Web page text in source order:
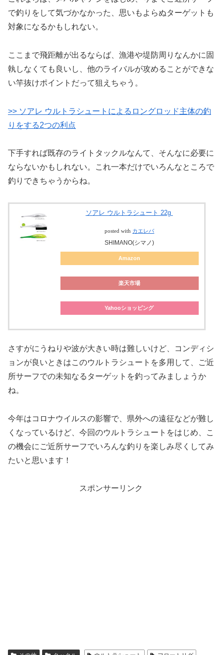
で釣りをして気づかなかった、思いもよらぬターゲットも
対象になるかもしれない。
ここまで飛距離が出るならば、漁港や堤防周りなんかに固
執しなくても良いし、他のライバルが攻めることができな
い竿抜けポイントだって狙えちゃう。
>> ソアレ ウルトラシュートによるロングロッド主体の釣
りをする2つの利点
下手すれば既存のライトタックルなんて、そんなに必要に
ならないかもしれない。これ一本だけでいろんなところで
釣りできちゃうからね。
ソアレ ウルトラシュート 22g
posted with カエレバ
SHIMANO(シマノ)
Amazon
楽天市場
Yahooショッピング
さすがにうねりや波が大きい時は難しいけど、コンディシ
ョンが良いときはこのウルトラシュートを多用して、ご近
所サーフでの未知なるターゲットを釣ってみましょうか
ね。
今年はコロナウイルスの影響で、県外への遠征などが難し
くなっているけど、今回のウルトラシュートをはじめ、こ
の機会にご近所サーフでいろんな釣りを楽しみ尽くしてみ
たいと思います！
スポンサーリンク